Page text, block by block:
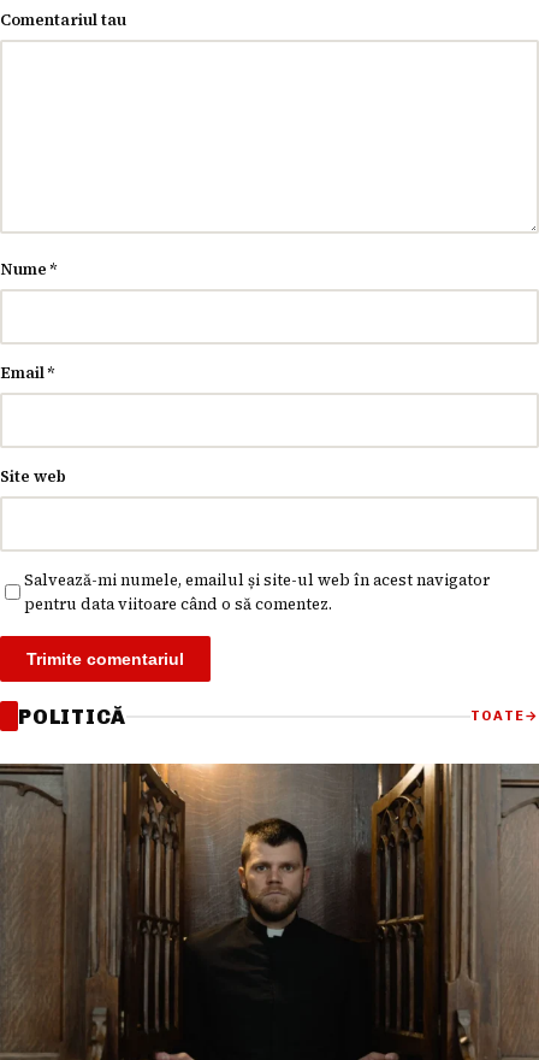
Comentariul tau
Nume*
Email*
Site web
Salvează-mi numele, emailul și site-ul web în acest navigator
pentru data viitoare când o să comentez.
POLITICĂ TOATE→